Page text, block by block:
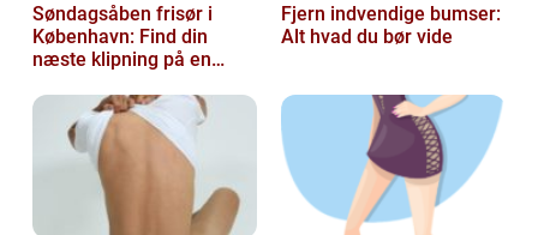
Søndagsåben frisør i
København: Find din
næste klipning på en
Fjern indvendige bumser:
Alt hvad du bør vide